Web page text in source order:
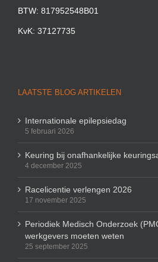
BTW: 817952548B01
KvK: 37127735
LAATSTE BLOG ARTIKELEN
Internationale epilepsiedag
5 februari 2026
Keuring bij onafhankelijke
4 december 2025
Racelicentie verlengen 2026
17 november 2025
Periodiek Medisch Onderzoek
werkgevers moeten weten
25 september 2025